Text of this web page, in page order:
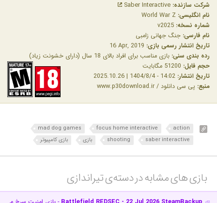
شرکت سازنده:
نام انگلیسی:
شماره نسخه:
نام فارسی: جنگ جهانی زامبی
تاریخ انتشار رسمی بازی:
رده بندی سنی: بازی مناسب برای افراد بالای 18 سال (دارای خشونت زیاد)
حجم فایل:
تاریخ انتشار:
منبع: پی سی دانلود / www.p30download.ir
action
focus home interactive
mad dog games
saber interactive
shooting بازی بازی کامپیوتر
بازی های مشابه در دسته‌ی‌ تیراندازی‎